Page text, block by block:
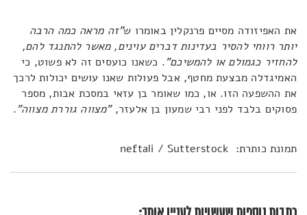
את האפיזודה מסיים פרנקלין באומרו ש"זה מראה כמה הרבה
יותר רווחי להסיר בעדינות דברים עוינים, מאשר להתנגד להם,
להחזיר כגמולם או להמשיכם". כשאנו כועסים זה לא פשוט, כי
האמיגדלה מבצעת מחטף, אבל פעולות שאנו עושים יכולות לרכך
את ההשפעה הזו. או, כמו שאומר בן עזאי במסכת אבות, מספר
פסוקים בלבד לפני רבי שמעון בן אלעזר,"מצווה גוררת מצווה".
תמונת כותרת: neftali / Sutterstock